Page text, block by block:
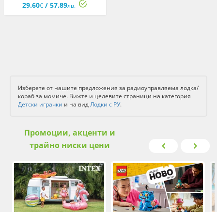
29.60€ / 57.89лв.
Изберете от нашите предложения за радиоуправляема лодка/
кораб за момиче. Вижте и целевите страници на категория
Детски играчки и на видЛодки с РУ.
Промоции, акценти и
трайно ниски цени